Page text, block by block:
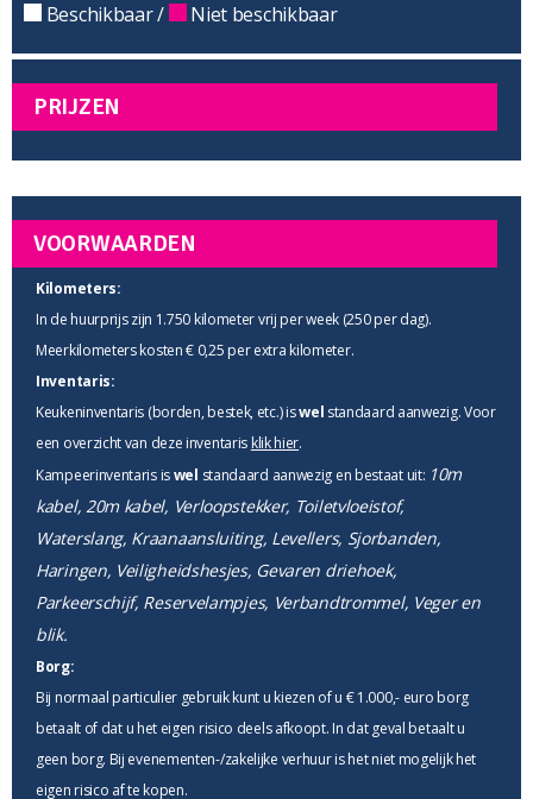
Beschikbaar / Niet beschikbaar
PRIJZEN
VOORWAARDEN
Kilometers:
In de huurprijs zijn 1.750 kilometer vrij per week (250 per dag).
Meerkilometers kosten € 0,25 per extra kilometer.
Inventaris:
Keukeninventaris (borden, bestek, etc.) iswel standaard aanwezig. Voor
een overzicht van deze inventaris klik hier.
Kampeerinventaris iswel standaard aanwezig en bestaat uit: 10m
kabel, 20m kabel, Verloopstekker, Toiletvloeistof,
Waterslang, Kraanaansluiting, Levellers, Sjorbanden,
Haringen, Veiligheidshesjes, Gevaren driehoek,
Parkeerschijf, Reservelampjes, Verbandtrommel, Veger en
blik.
Borg:
Bij normaal particulier gebruik kunt u kiezen of u € 1.000,- euro borg
betaalt of dat u het eigen risico deels afkoopt. In dat geval betaalt u
geen borg. Bij evenementen-/zakelijke verhuur is het niet mogelijk het
eigen risico af te kopen.